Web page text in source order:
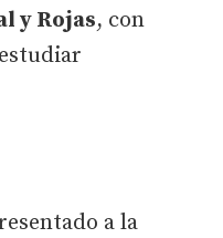
y Rojas, con
a la